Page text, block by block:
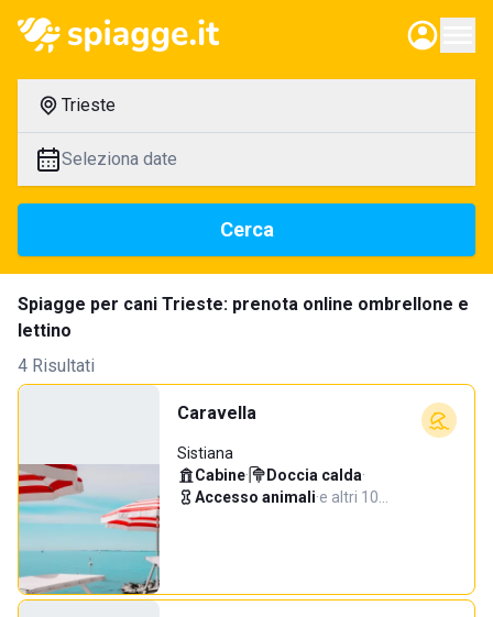
Trieste
Seleziona date
Cerca
Spiagge per cani Trieste: prenota online ombrellone e
lettino
4 Risultati
Caravella
Sistiana
Cabine· Doccia calda·
Accesso animali·e altri 10…